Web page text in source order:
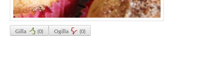
Gilla (0) Ogilla (0)